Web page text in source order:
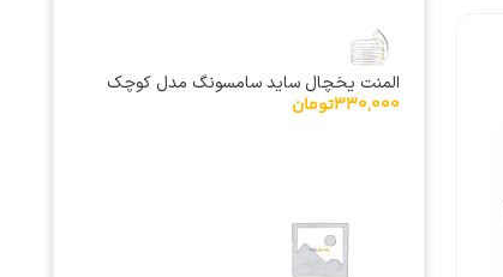
المنت یخچال ساید سامسونگ مدل کوچک
330,000تومان